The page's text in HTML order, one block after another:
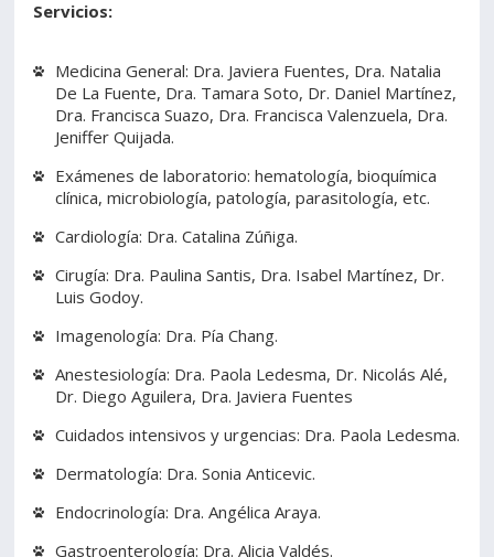
Servicios:
Medicina General: Dra. Javiera Fuentes, Dra. Natalia
De La Fuente, Dra. Tamara Soto, Dr. Daniel Martínez,
Dra. Francisca Suazo, Dra. Francisca Valenzuela, Dra.
Jeniffer Quijada.
Exámenes de laboratorio: hematología, bioquímica
clínica, microbiología, patología, parasitología, etc.
Cardiología: Dra. Catalina Zúñiga.
Cirugía: Dra. Paulina Santis, Dra. Isabel Martínez, Dr.
Luis Godoy.
Imagenología: Dra. Pía Chang.
Anestesiología: Dra. Paola Ledesma, Dr. Nicolás Alé,
Dr. Diego Aguilera, Dra. Javiera Fuentes
Cuidados intensivos y urgencias: Dra. Paola Ledesma.
Dermatología: Dra. Sonia Anticevic.
Endocrinología: Dra. Angélica Araya.
Gastroenterología: Dra. Alicia Valdés.